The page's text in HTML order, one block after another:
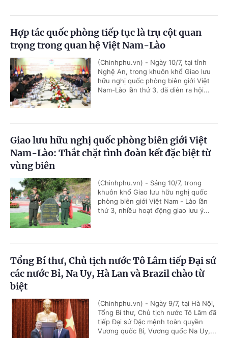
Hợp tác quốc phòng tiếp tục là trụ cột quan
trọng trong quan hệ Việt Nam-Lào
(Chinhphu.vn) - Ngày 10/7, tại tỉnh
Nghệ An, trong khuôn khổ Giao lưu
hữu nghị quốc phòng biên giới Việt
Nam-Lào lần thứ 3, đã diễn ra hội...
Giao lưu hữu nghị quốc phòng biên giới Việt
Nam-Lào: Thắt chặt tình đoàn kết đặc biệt từ
vùng biên
(Chinhphu.vn) - Sáng 10/7, trong
khuôn khổ Giao lưu hữu nghị quốc
phòng biên giới Việt Nam - Lào lần
thứ 3, nhiều hoạt động giao lưu ý...
Tổng Bí thư, Chủ tịch nước Tô Lâm tiếp Đại sứ
các nước Bỉ, Na Uy, Hà Lan và Brazil chào từ
biệt
(Chinhphu.vn) - Ngày 9/7, tại Hà Nội,
Tổng Bí thư, Chủ tịch nước Tô Lâm đã
tiếp Đại sứ Đặc mệnh toàn quyền
Vương quốc Bỉ, Vương quốc Na Uy,...